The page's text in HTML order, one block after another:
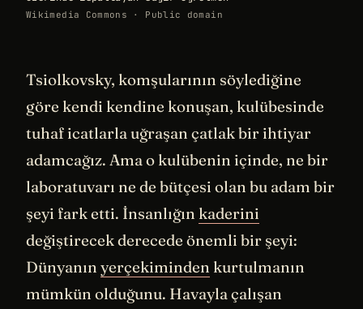
Wikimedia Commons · Public domain
Tsiolkovsky, komşularının söylediğine
göre kendi kendine konuşan, kulübesinde
tuhaf icatlarla uğraşan çatlak bir ihtiyar
adamcağız. Ama o kulübenin içinde, ne bir
laboratuvarı ne de bütçesi olan bu adam bir
şeyi fark etti. İnsanlığın kaderini
değiştirecek derecede önemli bir şeyi:
Dünyanın yerçekiminden kurtulmanın
mümkün olduğunu. Havayla çalışan